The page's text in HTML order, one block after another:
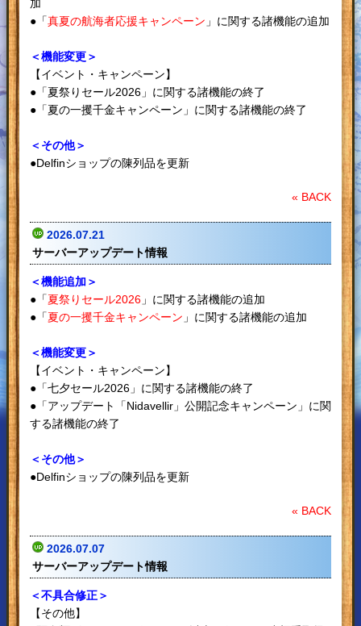
加
●「真夏の航海者応援キャンペーン 」に関する諸機能の追加
＜機能変更＞
【イベント・キャンペーン】
●「夏祭りセール2026」に関する諸機能の終了
●「夏の一攫千金キャンペーン」に関する諸機能の終了
＜その他＞
●Delfinショップの陳列品を更新
« BACK
2026.07.21
サーバーアップデート情報
＜機能追加＞
●「夏祭りセール2026」に関する諸機能の追加
●「夏の一攫千金キャンペーン 」に関する諸機能の追加
＜機能変更＞
【イベント・キャンペーン】
●「七夕セール2026」に関する諸機能の終了
●「アップデート「Nidavellir」公開記念キャンペーン」に関
する諸機能の終了
＜その他＞
●Delfinショップの陳列品を更新
« BACK
2026.07.07
サーバーアップデート情報
＜不具合修正＞
【その他】